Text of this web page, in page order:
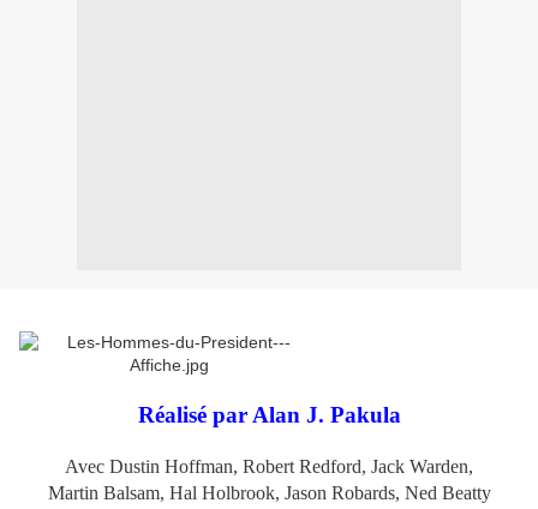
Réalisé par Alan J. Pakula
Avec Dustin Hoffman, Robert Redford, Jack Warden,
Martin Balsam, Hal Holbrook, Jason Robards, Ned Beatty